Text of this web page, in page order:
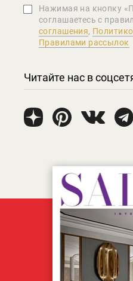
Нажимая на кнопку
соглашаетеcь с
соглашения,
Правилами рассылок
Читайте нас в